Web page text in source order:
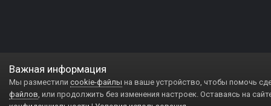
Важная информация
Мы разместили cookie-файлы на ваше устройство, чтобы помочь
файлов, или продолжить без изменения настроек. Оставаясь на